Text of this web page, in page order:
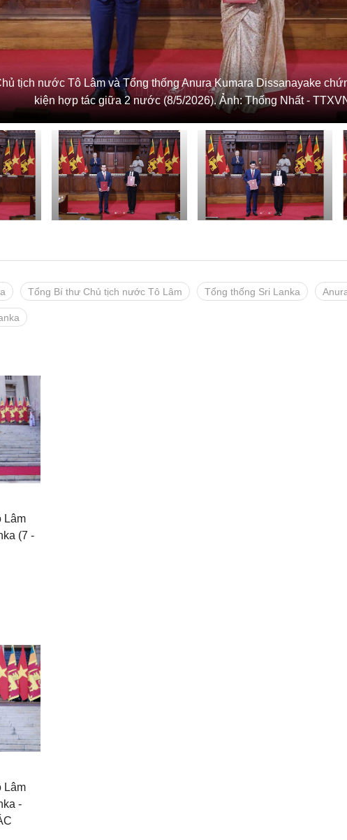
tịch nước Tô Lâm và Tổng thống Anura Kumara Dissanayake
kiện hợp tác giữa 2 nước (8/5/2026). Ảnh: Thống Nhất -
Tổng Bí thư Chủ tịch nước Tô Lâm Tổng thống Sri Lanka
Lâm
(7 -
Lâm
-